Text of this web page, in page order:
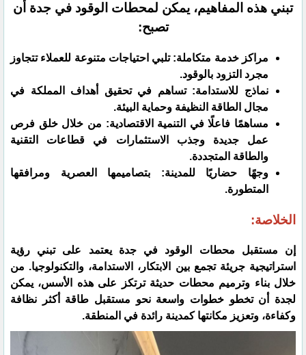
تبني هذه المفاهيم، يمكن لمحطات الوقود في جدة أن
تصبح:
مراكز خدمة متكاملة: تلبي احتياجات متنوعة للعملاء تتجاوز
مجرد التزود بالوقود.
نماذج للاستدامة: تساهم في تحقيق أهداف المملكة في
مجال الطاقة النظيفة وحماية البيئة.
مساهمًا فاعلًا في التنمية الاقتصادية: من خلال خلق فرص
عمل جديدة وجذب الاستثمارات في قطاعات التقنية
والطاقة المتجددة.
وجهًا حضاريًا للمدينة: بتصاميمها العصرية ومرافقها
المتطورة.
الخلاصة:
إن مستقبل محطات الوقود في جدة يعتمد على تبني رؤية
استراتيجية جريئة تجمع بين الابتكار، الاستدامة، والتكنولوجيا. من
خلال بناء وترميم محطات حديثة ترتكز على هذه الأسس، يمكن
لجدة أن تخطو خطوات واسعة نحو مستقبل طاقة أكثر نظافة
وكفاءة، وتعزيز مكانتها كمدينة رائدة في المنطقة.